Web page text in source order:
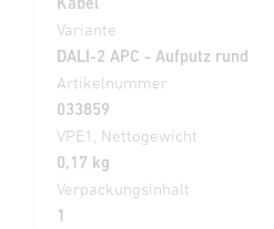
Variante
DALI-2 APC - Aufputz rund
Artikelnummer
033859
VPE1, Nettogewicht
0,17 kg
Verpackungsinhalt
1